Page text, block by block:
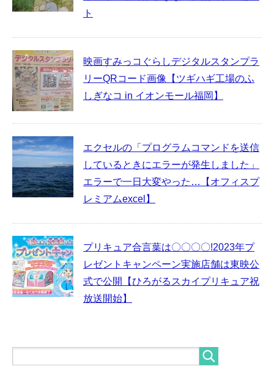
ト
映画すみっコぐらしデジタルスタンプラ
リーQRコード画像【ツギハギ工場のふ
しぎなコ in イオンモール福岡】
エクセルの「プログラムコマンドを送信
しているときにエラーが発生しました」
エラーで一日大変やった…【オフィスプ
レミアムexcel】
プリキュア合言葉は〇〇〇〇!2023年プ
レゼントキャンペーン実施店舗は東映公
式で公開【ひろがるスカイプリキュア祝
放送開始】